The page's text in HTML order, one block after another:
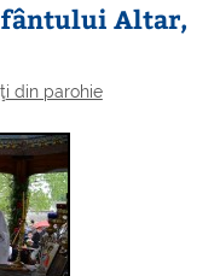
Altar,
din parohie